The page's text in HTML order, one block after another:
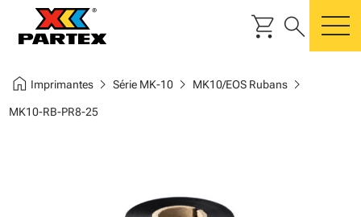
shopping_cart search
home Imprimanteschevron_right Série MK-10chevron_right MK10/EOS Rubanschevron_right
MK10-RB-PR8-25